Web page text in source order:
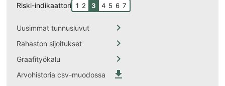
Riski-indikaattori 1 2 3 4 5 6 7
Uusimmat tunnusluvut 
Rahaston sijoitukset 
Graafityökalu 
Arvohistoria csv-muodossa 